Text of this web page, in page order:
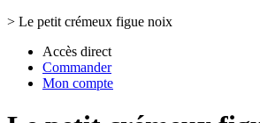
> Le petit crémeux figue noix
Accès direct
Commander
Mon compte